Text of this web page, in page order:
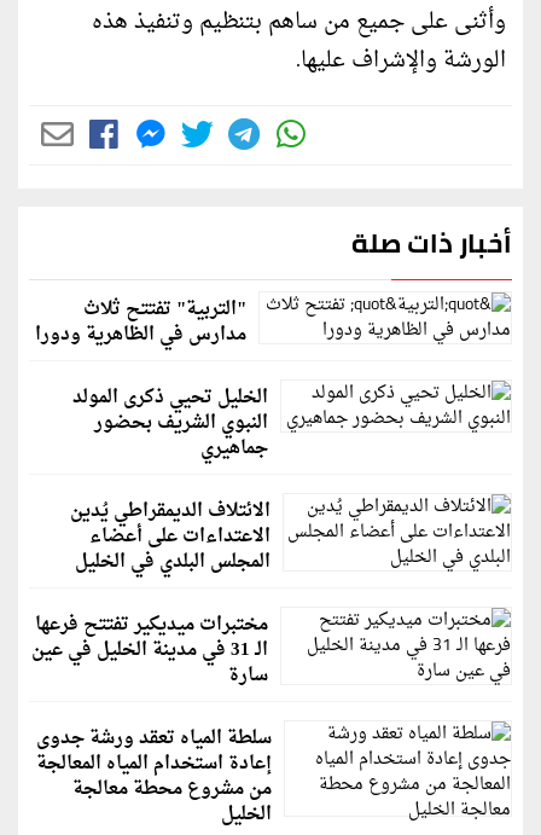
وأثنى على جميع من ساهم بتنظيم وتنفيذ هذه
الورشة والإشراف عليها.
أخبار ذات صلة
"التربية" تفتتح ثلاث
مدارس في الظاهرية ودورا
الخليل تحيي ذكرى المولد
النبوي الشريف بحضور
جماهيري
الائتلاف الديمقراطي يُدين
الاعتداءات على أعضاء
المجلس البلدي في الخليل
مختبرات ميديكير تفتتح فرعها
الـ 31 في مدينة الخليل في عين
سارة
سلطة المياه تعقد ورشة جدوى
إعادة استخدام المياه المعالجة
من مشروع محطة معالجة
الخليل